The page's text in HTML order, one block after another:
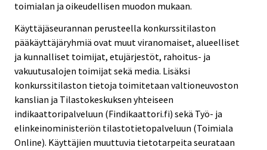
toimialan ja oikeudellisen muodon mukaan.
Käyttäjäseurannan perusteella konkurssitilaston
pääkäyttäjäryhmiä ovat muut viranomaiset, alueelliset
ja kunnalliset toimijat, etujärjestöt, rahoitus- ja
vakuutusalojen toimijat sekä media. Lisäksi
konkurssitilaston tietoja toimitetaan valtioneuvoston
kanslian ja Tilastokeskuksen yhteiseen
indikaattoripalveluun (Findikaattori.fi) sekä Työ- ja
elinkeinoministeriön tilastotietopalveluun (Toimiala
Online). Käyttäjien muuttuvia tietotarpeita seurataan